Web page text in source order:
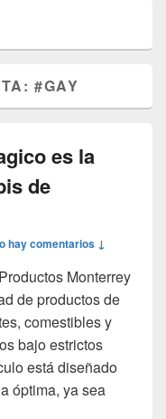
#GAY
es la
de
hay comentarios ↓
Monterrey
de productos de
comestibles y
bajo estrictos
está diseñado
óptima, ya sea
Magico es la mejor